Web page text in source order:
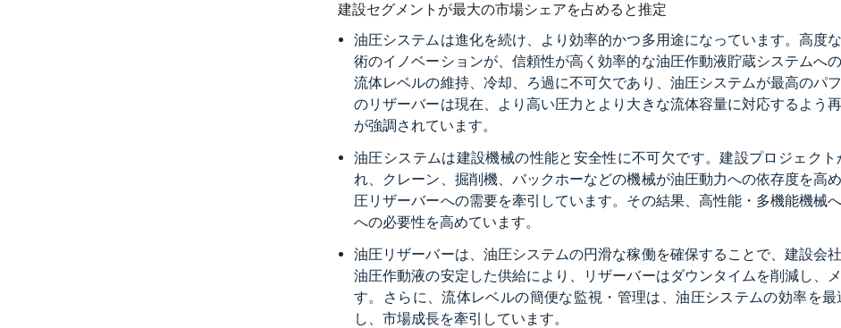
建設セグメントが最大の市場シェアを占めると推定
油圧システムは進化を続け、より効率的かつ多用途になっています。高度
術のイノベーションが、信頼性が高く効率的な油圧作動液貯蔵システムへ
流体レベルの維持、冷却、ろ過に不可欠であり、油圧システムが最高のパ
のリザーバーは現在、より高い圧力とより大きな流体容量に対応するよう
が強調されています。
油圧システムは建設機械の性能と安全性に不可欠です。建設プロジェク
れ、クレーン、掘削機、バックホーなどの機械が油圧動力への依存度を高
圧リザーバーへの需要を牽引しています。その結果、高性能・多機能機械
への必要性を高めています。
油圧リザーバーは、油圧システムの円滑な稼働を確保することで、建設会
油圧作動液の安定した供給により、リザーバーはダウンタイムを削減し、
す。さらに、流体レベルの簡便な監視・管理は、油圧システムの効率を
し、市場成長を牽引しています。